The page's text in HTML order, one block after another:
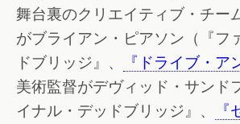
舞台裏のクリエイティブ・チー
がブライアン・ピアソン（『フ
ドブリッジ』、
『ドライブ・ア
美術監督がデヴィッド・サンド
イナル・デッドブリッジ』、